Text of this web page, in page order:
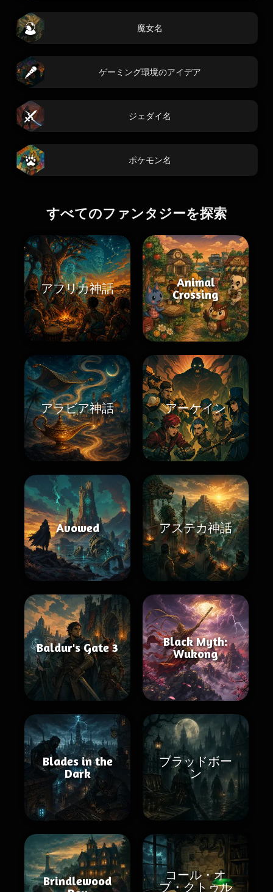
魔女名
ゲーミング環境のアイデア
ジェダイ名
ポケモン名
すべてのファンタジーを探索
アフリカ神話
Animal
Crossing
アラビア神話 アーケイン
Avowed アステカ神話
Baldur's Gate 3
Black Myth:
Wukong
Blades in the
Dark
ブラッドボー
ン
Brindlewood
コール・オ
ブ・クトゥル